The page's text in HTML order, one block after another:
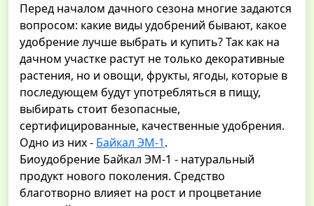
Перед началом дачного сезона многие задаются
вопросом: какие виды удобрений бывают, какое
удобрение лучше выбрать и купить? Так как на
дачном участке растут не только декоративные
растения, но и овощи, фрукты, ягоды, которые в
последующем будут употребляться в пищу,
выбирать стоит безопасные,
сертифицированные, качественные удобрения.
Одно из них - Байкал ЭМ-1.
Биоудобрение Байкал ЭМ-1 - натуральный
продукт нового поколения. Средство
благотворно влияет на рост и процветание